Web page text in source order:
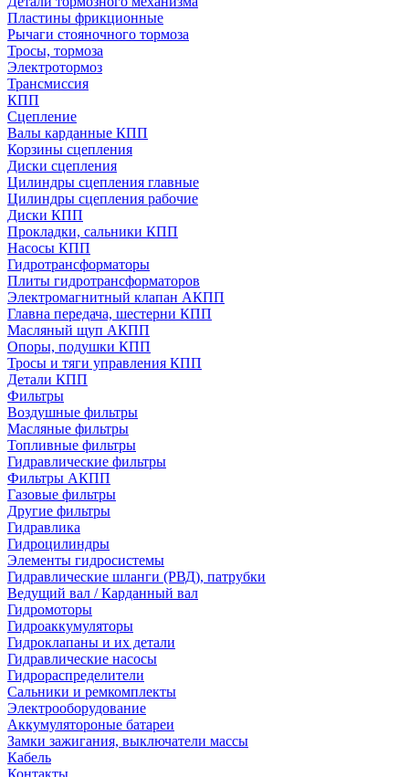
Пластины фрикционные
Рычаги стояночного тормоза
Тросы, тормоза
Электротормоз
Трансмиссия
КПП
Сцепление
Валы карданные КПП
Корзины сцепления
Диски сцепления
Цилиндры сцепления главные
Цилиндры сцепления рабочие
Диски КПП
Прокладки, сальники КПП
Насосы КПП
Гидротрансформаторы
Плиты гидротрансформаторов
Электромагнитный клапан АКПП
Главна передача, шестерни КПП
Масляный щуп АКПП
Опоры, подушки КПП
Тросы и тяги управления КПП
Детали КПП
Фильтры
Воздушные фильтры
Масляные фильтры
Топливные фильтры
Гидравлические фильтры
Фильтры АКПП
Газовые фильтры
Другие фильтры
Гидравлика
Гидроцилиндры
Элементы гидросистемы
Гидравлические шланги (РВД), патрубки
Ведущий вал / Карданный вал
Гидромоторы
Гидроаккумуляторы
Гидроклапаны и их детали
Гидравлические насосы
Гидрораспределители
Сальники и ремкомплекты
Электрооборудование
Аккумулятороные батареи
Замки зажигания, выключатели массы
Кабель
Контакты